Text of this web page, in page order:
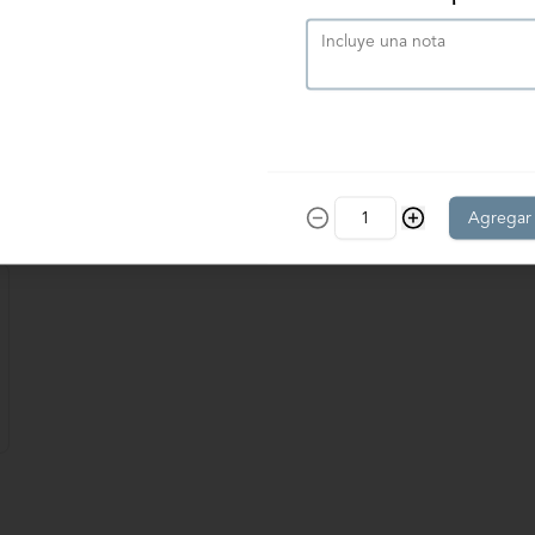
Producto congelado, se recomienda
descongelar de 2 horas a
temperatura ambiente antes de
$25.900 Agregar